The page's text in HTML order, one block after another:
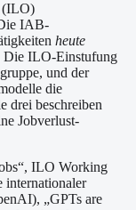
(ILO)
IAB-
heute
Die ILO-Einstufung
und der
die
drei beschreiben
Jobverlust-
ILO Working
internationaler
„GPTs are